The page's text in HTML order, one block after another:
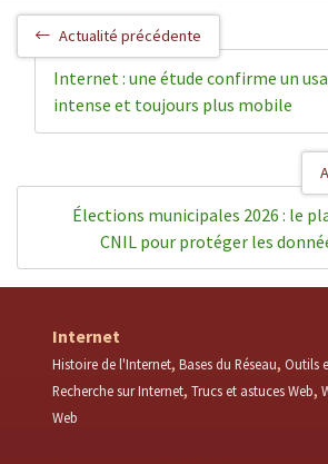
Actualité précédente
Internet : une étude confirme un
intense et toujours plus mobile
Élections municipales 2026 : le
CNIL pour protéger les
Internet
Histoire de l'Internet Bases du Réseau Outils
Recherche sur Internet Trucs et astuces Web
Web